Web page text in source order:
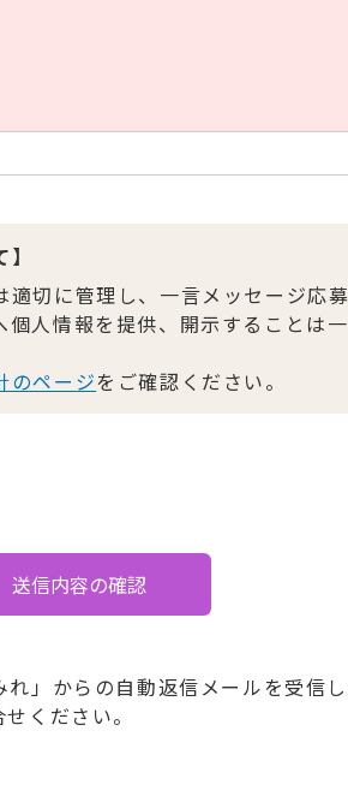
適切に管理し、一言メッセージ応
個人情報を提供、開示することは
のページをご確認ください。
」からの自動返信メールを受信
ください。